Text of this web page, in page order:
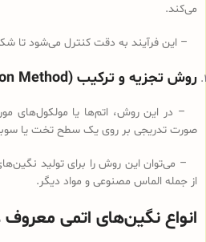
می‌کند.
– این فرآیند به دقت کنترل می‌شود تا
روش تجزیه و ترکیب (Deposition Method):
– در این روش، اتم‌ها یا مولکول‌های
صورت تدریجی بر روی یک سطح تخت یا
– می‌توان این روش را برای تولید
از جمله الماس مصنوعی و مواد دیگر.
انواع نگین‌های اتمی معروف